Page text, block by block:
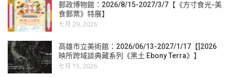
郵政博物館：2026/8/15-2027/3/7【《方寸食光-美
食郵票》特展】
七月 29, 2026
高雄市立美術館：2026/06/13-2027/1/17【[2026
映所跨域談典藏系列《黑土 Ebony Terra》】
七月 15, 2026